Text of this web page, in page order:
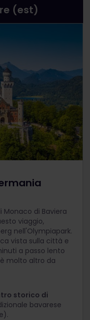
(est)
di Baviera
viaggio,
nell'Olympiapark.
vista sulla città e
a passo lento
molto altro da
storico di
bavarese